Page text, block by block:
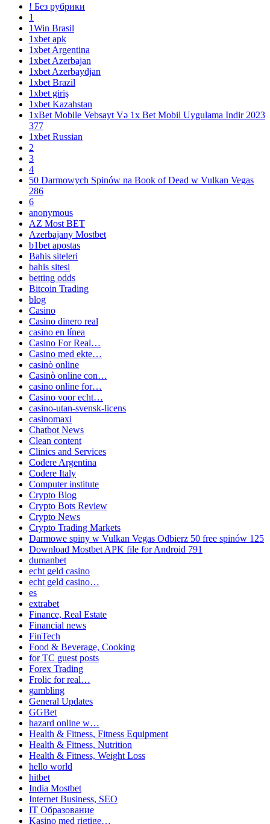
! Без рубрики
1
1Win Brasil
1xbet apk
1xbet Argentina
1xbet Azerbajan
1xbet Azerbaydjan
1xbet Brazil
1xbet giriş
1xbet Kazahstan
1xBet Mobile Vebsayt Və 1x Bet Mobil Uygulama Indir 2023
377
1xbet Russian
2
3
4
50 Darmowych Spinów na Book of Dead w Vulkan Vegas
286
6
anonymous
AZ Most BET
Azerbajany Mostbet
b1bet apostas
Bahis siteleri
bahis sitesi
betting odds
Bitcoin Trading
blog
Casino
Casino dinero real
casino en línea
Casino For Real…
Casino med ekte…
casinò online
Casinò online con…
casino online for…
Casino voor echt…
casino-utan-svensk-licens
casinomaxi
Chatbot News
Clean content
Clinics and Services
Codere Argentina
Codere Italy
Computer institute
Crypto Blog
Crypto Bots Review
Crypto News
Crypto Trading Markets
Darmowe spiny w Vulkan Vegas Odbierz 50 free spinów 125
Download Mostbet APK file for Android 791
dumanbet
echt geld casino
echt geld casino…
es
extrabet
Finance, Real Estate
Financial news
FinTech
Food & Beverage, Cooking
for TC guest posts
Forex Trading
Frolic for real…
gambling
General Updates
GGBet
hazard online w…
Health & Fitness, Fitness Equipment
Health & Fitness, Nutrition
Health & Fitness, Weight Loss
hello world
hitbet
India Mostbet
Internet Business, SEO
IT Образование
Kasino med rigtige…